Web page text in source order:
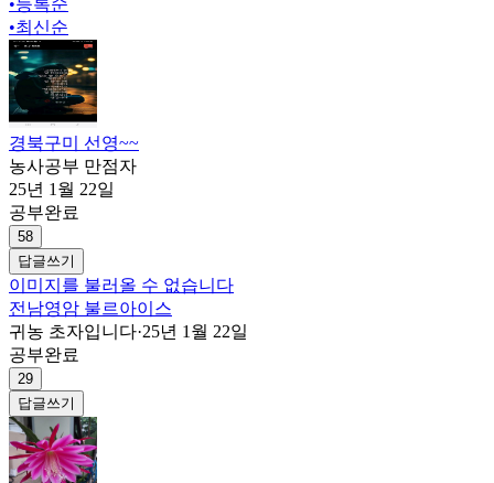
•최신순
경북구미 선영~~
농사공부 만점자
25년 1월 22일
공부완료
58
답글쓰기
이미지를 불러올 수 없습니다
전남영암 불르아이스
귀농 초자입니다·25년 1월 22일
공부완료
29
답글쓰기